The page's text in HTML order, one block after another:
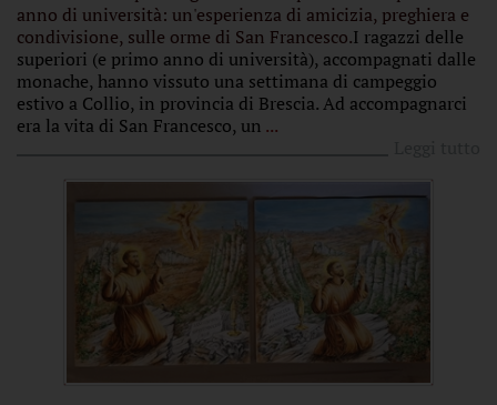
anno di università: un'esperienza di amicizia, preghiera e
condivisione, sulle orme di San Francesco.I ragazzi delle
superiori (e primo anno di università), accompagnati dalle
monache, hanno vissuto una settimana di campeggio
estivo a Collio, in provincia di Brescia. Ad accompagnarci
era la vita di San Francesco, un ...